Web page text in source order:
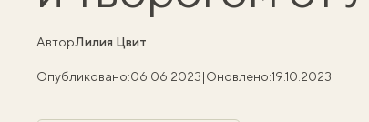
АвторЛилия Цвит
Опубликовано:06.06.2023|Оновлено:19.10.2023